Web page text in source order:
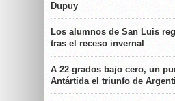
Dupuy
Los alumnos de San Luis
tras el receso invernal
A 22 grados bajo cero, un
Antártida el triunfo de